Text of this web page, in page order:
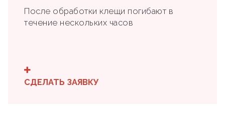
После обработки клещи погибают в
течение нескольких часов
СДЕЛАТЬ ЗАЯВКУ